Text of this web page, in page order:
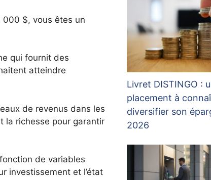
000 $, vous êtes un
qui fournit des
atteindre
de revenus dans les
la richesse pour garantir
de variables
investissement et l’état
Livret DISTINGO :
placement à
diversifier son
2026